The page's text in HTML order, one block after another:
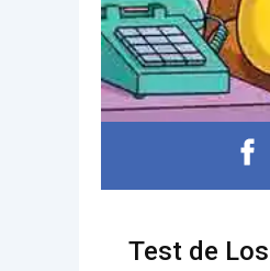
Test de